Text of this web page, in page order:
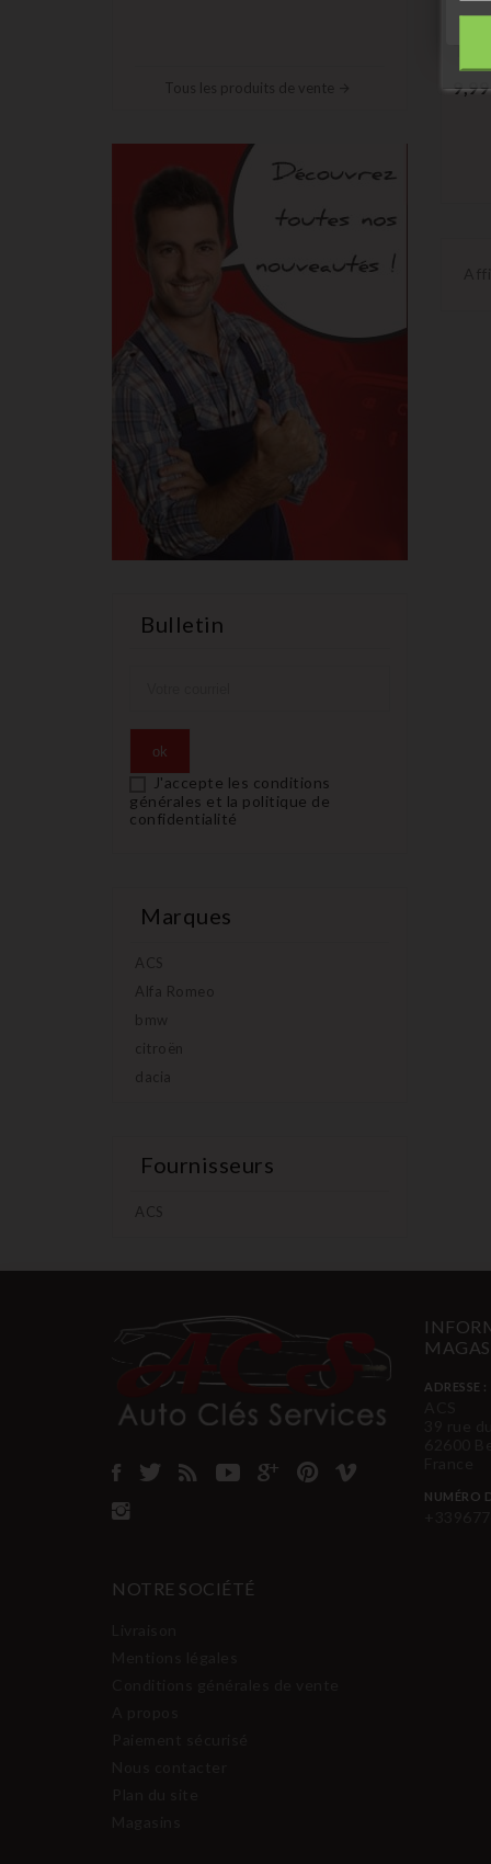
Tous les produits de vente
Bulletin
J'accepte les conditions
générales et la politique de
confidentialité
Marques
ACS
Alfa Romeo
bmw
citroën
dacia
Fournisseurs
ACS
ADRESSE :
NUMÉRO
NOTRE SOCIÉTÉ